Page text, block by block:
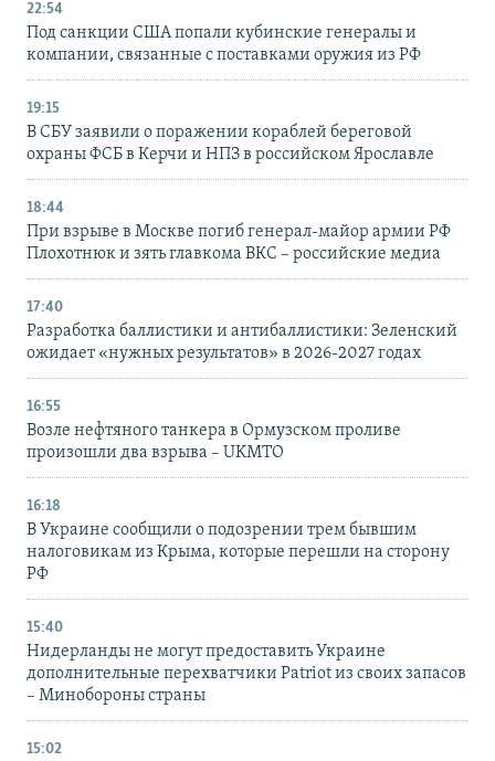
22:54
Под санкции США попали кубинские генералы и
компании, связанные с поставками оружия из РФ
19:15
В СБУ заявили о поражении кораблей береговой
охраны ФСБ в Керчи и НПЗ в российском Ярославле
18:44
При взрыве в Москве погиб генерал-майор армии РФ
Плохотнюк и зять главкома ВКС – российские медиа
17:40
Разработка баллистики и антибаллистики: Зеленский
ожидает «нужных результатов» в 2026-2027 годах
16:55
Возле нефтяного танкера в Ормузском проливе
произошли два взрыва – UKMTO
16:18
В Украине сообщили о подозрении трем бывшим
налоговикам из Крыма, которые перешли на сторону
РФ
15:40
Нидерланды не могут предоставить Украине
дополнительные перехватчики Patriot из своих запасов
– Минобороны страны
15:02